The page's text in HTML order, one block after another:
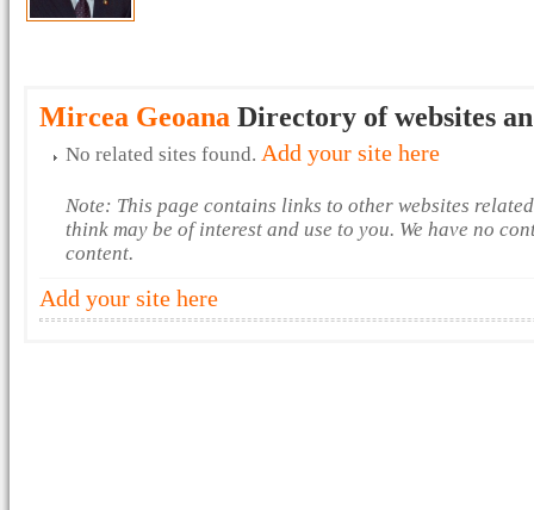
Mircea Geoana Directory of websites
No related sites found. Add your site here
Note: This page contains links to other websites
think may be of interest and use to you. We have no
content.
Add your site here